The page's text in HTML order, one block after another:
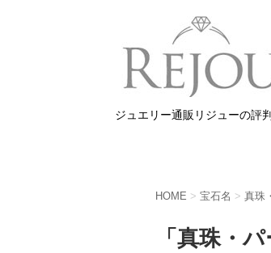
ジュエリー通販リジューの評
HOME > 宝石名 > 真珠
「真珠・